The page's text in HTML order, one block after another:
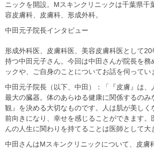
ニックを開設。Mスキンクリニックは千葉県千
容皮膚科、皮膚科、形成外科。
中田元子院長インタビュー
形成外科医、皮膚科医、美容皮膚科医として
持つ中田元子さん。今回は中田さんが院長を務
ックや、ご自身のことについてお話を伺ってい
中田元子院長（以下、中田）：「『皮膚』は、
最大の臓器。体のあらゆる健康に関係するのみ
観』を決める大切なものです。人は肌が美しく
前向きになり、幸せを感じることができます。
んの人生に関わりを持てることは医師として大
中田さんはMスキンクリニックについて、皮膚